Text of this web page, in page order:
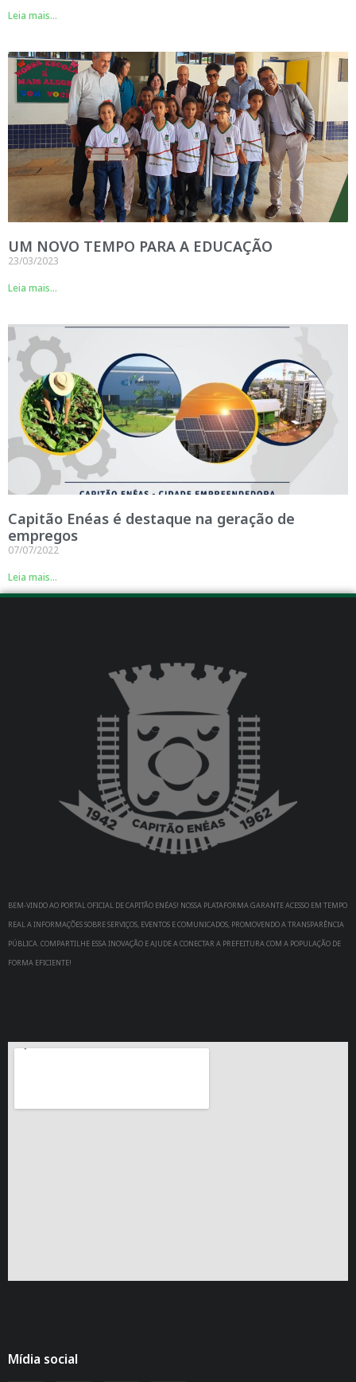
Leia mais...
UM NOVO TEMPO PARA A EDUCAÇÃO
23/03/2023
Leia mais...
Capitão Enéas é destaque na geração de
empregos
07/07/2022
Leia mais...
BEM-VINDO AO PORTAL OFICIAL DE CAPITÃO ENÉAS! NOSSA PLATAFORMA GARANTE ACESSO EM TEMPO
REAL A INFORMAÇÕES SOBRE SERVIÇOS, EVENTOS E COMUNICADOS, PROMOVENDO A TRANSPARÊNCIA
PÚBLICA. COMPARTILHE ESSA INOVAÇÃO E AJUDE A CONECTAR A PREFEITURA COM A POPULAÇÃO DE
FORMA EFICIENTE!
Mídia social